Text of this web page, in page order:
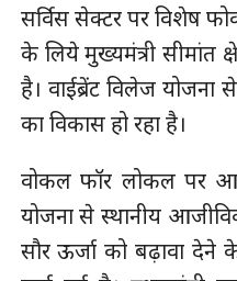
सर्विस सेक्टर पर विशेष
के लिये मुख्यमंत्री सीमांत
है। वाईब्रेंट विलेज योजना
का विकास हो रहा है।
वोकल फॉर लोकल पर
योजना से स्थानीय
सौर ऊर्जा को बढ़ावा देने